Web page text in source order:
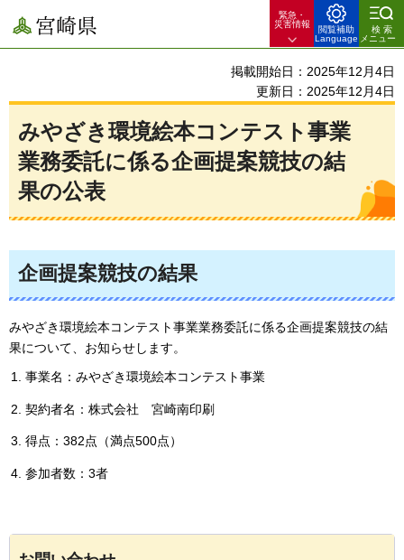
宮崎県
緊急・
災害情報
閲覧補助
Language
検索
メニュー
掲載開始日：2025年12月4日
更新日：2025年12月4日
みやざき環境絵本コンテスト事業
業務委託に係る企画提案競技の結
果の公表
企画提案競技の結果
みやざき環境絵本コンテスト事業業務委託に係る企画提案競技の結
果について、お知らせします。
事業名：みやざき環境絵本コンテスト事業
契約者名：株式会社 宮崎南印刷
得点：382点（満点500点）
参加者数：3者